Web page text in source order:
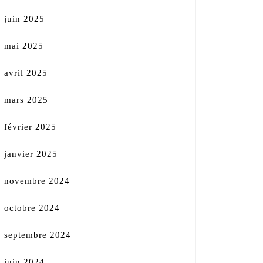
juin 2025
mai 2025
avril 2025
mars 2025
février 2025
janvier 2025
novembre 2024
octobre 2024
septembre 2024